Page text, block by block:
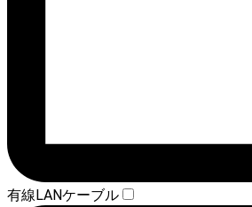
有線LANケーブル